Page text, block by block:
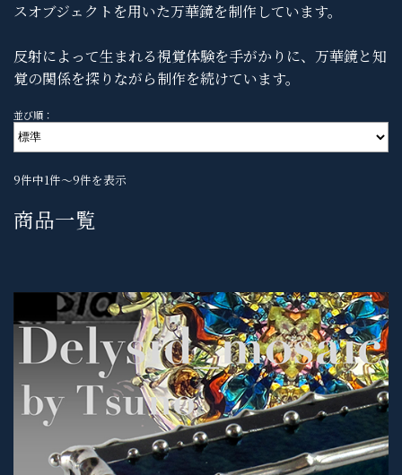
スオブジェクトを用いた万華鏡を制作しています。
反射によって生まれる視覚体験を手がかりに、万華鏡と知
覚の関係を探りながら制作を続けています。
並び順：
9件中1件～9件を表示
商品一覧